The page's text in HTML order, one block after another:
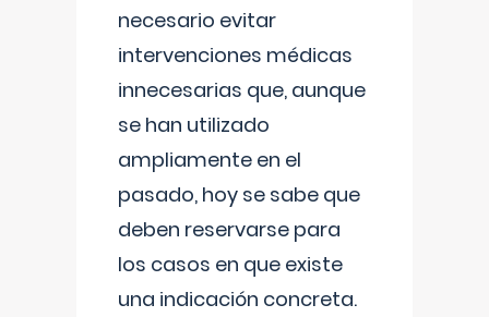
necesario evitar
intervenciones médicas
innecesarias que, aunque
se han utilizado
ampliamente en el
pasado, hoy se sabe que
deben reservarse para
los casos en que existe
una indicación concreta.